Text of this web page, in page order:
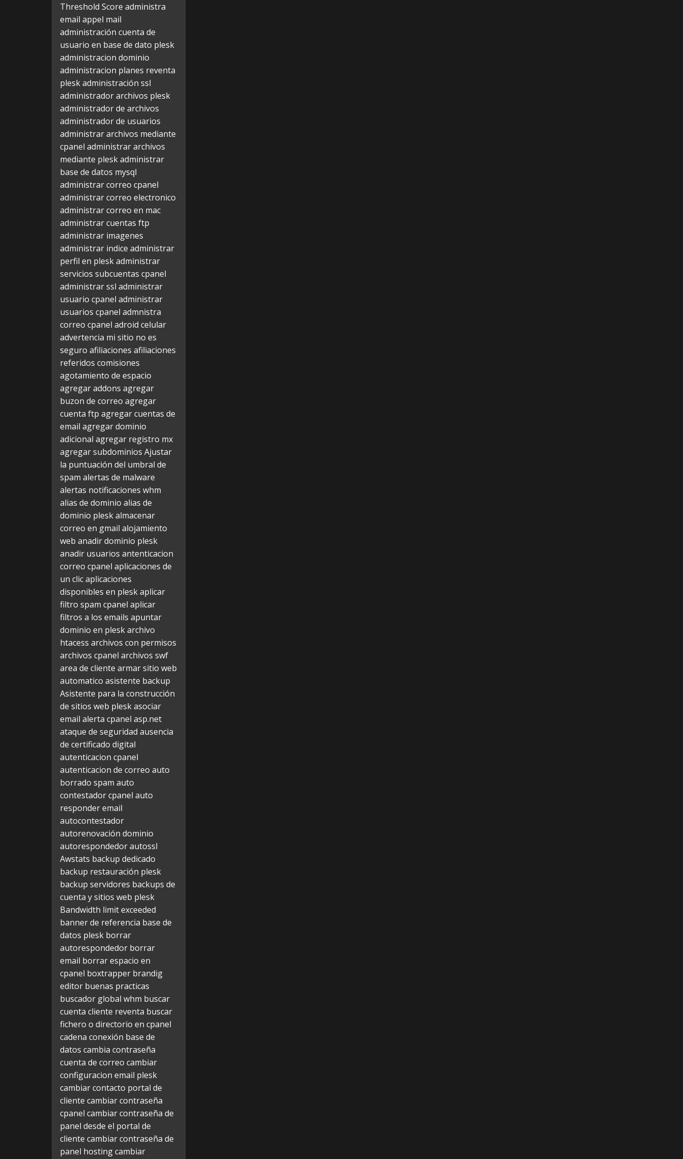
Threshold Score administra
email appel mail
administración cuenta de
usuario en base de dato plesk
administracion dominio
administracion planes reventa
pleskadministración ssl
administrador archivos plesk
administrador de archivos
administrador de usuarios
administrar archivos mediante
cpanel administrar archivos
mediante pleskadministrar
base de datos mysql
administrar correo cpanel
administrar correo electronico
administrar correo en mac
administrar cuentas ftp
administrar imagenes
administrar indice administrar
perfil en pleskadministrar
servicios subcuentas cpanel
administrar ssl administrar
usuario cpanel administrar
usuarios cpanel admnistra
correo cpanel adroid celular
advertencia mi sitio no es
seguro afiliaciones afiliaciones
referidos comisiones
agotamiento de espacio
agregar addons agregar
buzon de correo agregar
cuenta ftp agregar cuentas de
email agregar dominio
adicional agregar registro mx
agregar subdominios Ajustar
la puntuación del umbral de
spam alertas de malware
alertas notificaciones whm
alias de dominio alias de
dominio pleskalmacenar
correo en gmail alojamiento
web anadir dominio plesk
anadir usuarios antenticacion
correo cpanel aplicaciones de
un clicaplicaciones
disponibles en pleskaplicar
filtro spam cpanel aplicar
filtros a los emails apuntar
dominio en pleskarchivo
htacess archivos con permisos
archivos cpanel archivos swf
area de cliente armar sitio web
automatico asistente backup
Asistente para la construcción
de sitios web pleskasociar
email alerta cpanel asp.net
ataque de seguridad ausencia
de certificado digital
autenticacion cpanel
autenticacion de correo auto
borrado spam auto
contestador cpanel auto
responder email
autocontestador
autorenovación dominio
autorespondedorautossl
Awstats backup dedicado
backup restauración plesk
backup servidores backups de
cuenta y sitios web plesk
Bandwidth limit exceeded
banner de referencia base de
datos plesk borrar
autorespondedor borrar
email borrar espacio en
cpanel boxtrapper brandig
editor buenas practicas
buscador global whm buscar
cuenta cliente reventa buscar
fichero o directorio en cpanel
cadena conexión base de
datos cambia contraseña
cuenta de correo cambiar
configuracion email plesk
cambiar contacto portal de
cliente cambiar contraseña
cpanel cambiar contraseña de
panel desde el portal de
cliente cambiar contraseña de
panel hostingcambiar